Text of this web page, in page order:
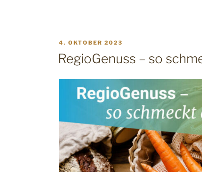
VERÖFFENTLICHT
AM
4. OKTOBER 2023
RegioGenuss – so